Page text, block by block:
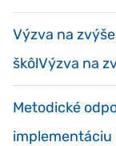
Výzva na
škôlVýzva na
Metodické